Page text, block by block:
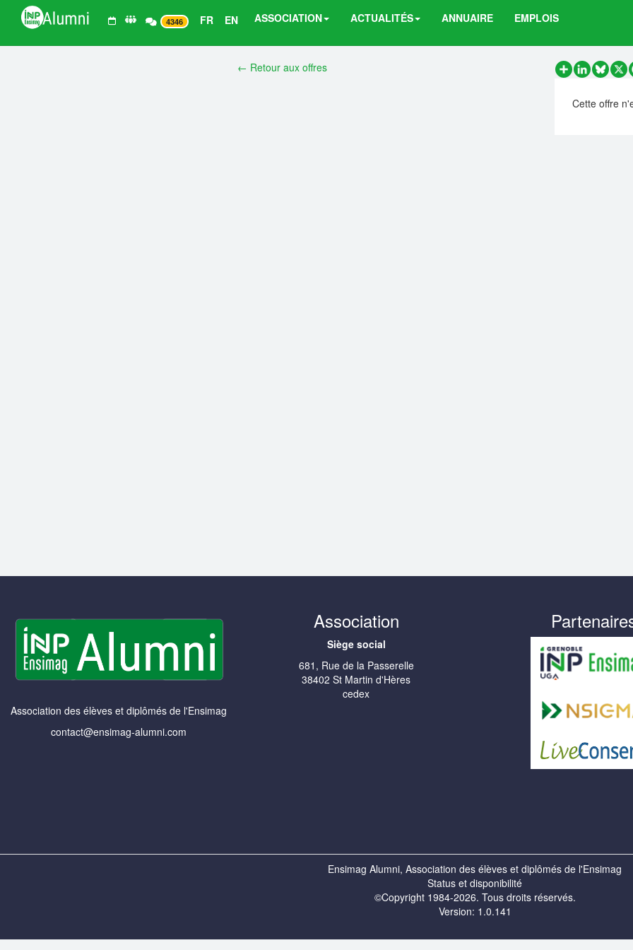
4346 FR EN ASSOCIATION ACTUALITÉS ANNUAIRE EMPLOIS
← Retour aux offres
PartagerLinkedInX
Cette offre
Association des élèves et diplômés de l'Ensimag
contact@ensimag-alumni.com
Association
Siège social
681, Rue de la Passerelle
38402 St Martin d'Hères
cedex
Ensimag Alumni, Association des élèves et diplômés de l'Ensimag
Status et disponibilité
©Copyright 1984-2026. Tous droits réservés.
Version: 1.0.141